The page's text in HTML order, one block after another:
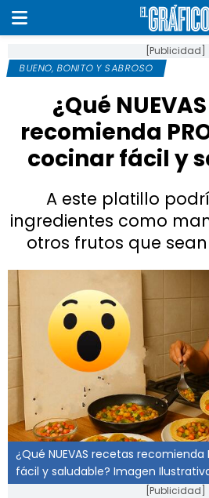
[Publicidad]
BUENO, BONITO Y SABROSO
¿Qué
recomienda
cocinar fácil y
A este platillo
ingredientes como
otros frutos que
¿Qué NUEVAS recetas recomienda
fácil y saludable? Imagen
[Publicidad]